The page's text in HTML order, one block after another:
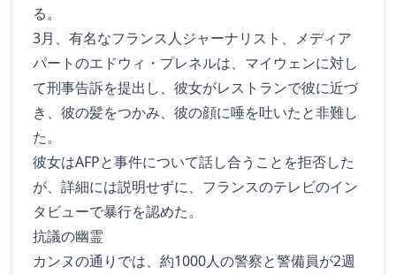
る。
3月、有名なフランス人ジャーナリスト、メディア
パートのエドウィ・プレネルは、マイウェンに対し
て刑事告訴を提出し、彼女がレストランで彼に近づ
き、彼の髪をつかみ、彼の顔に唾を吐いたと非難し
た。
彼女はAFPと事件について話し合うことを拒否した
が、詳細には説明せずに、フランスのテレビのイン
タビューで暴行を認めた。
抗議の幽霊
カンヌの通りでは、約1000人の警察と警備員が2週